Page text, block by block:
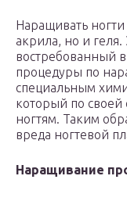
Наращивать
акрила, но и
востребованный
процедуры по
специальным
который по своей
ногтям. Таким
вреда ногтевой
Наращивание